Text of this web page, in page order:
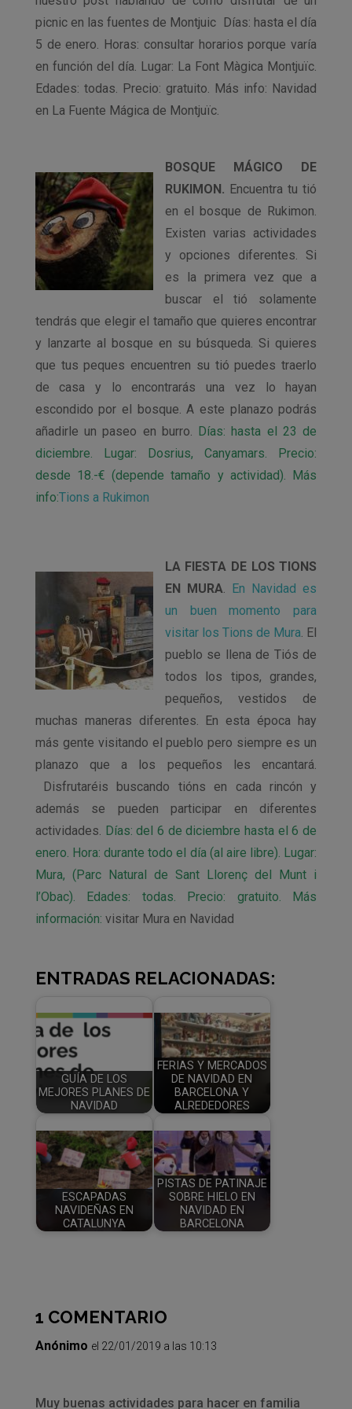
picnic en las fuentes de Montjuic Días: hasta el día
5 de enero. Horas: consultar horarios porque varía
en función del día. Lugar: La Font Màgica Montjuïc.
Edades: todas. Precio: gratuito. Más info: Navidad
en La Fuente Mágica de Montjuïc.
BOSQUE MÁGICO DE
RUKIMON. Encuentra tu tió
en el bosque de Rukimon.
Existen varias actividades
y opciones diferentes. Si
es la primera vez que a
buscar el tió solamente
tendrás que elegir el tamaño que quieres encontrar
y lanzarte al bosque en su búsqueda. Si quieres
que tus peques encuentren su tió puedes traerlo
de casa y lo encontrarás una vez lo hayan
escondido por el bosque. A este planazo podrás
añadirle un paseo en burro. Días: hasta el 23 de
diciembre. Lugar: Dosrius, Canyamars. Precio:
desde 18.-€ (depende tamaño y actividad). Más
info:Tions a Rukimon
LA FIESTA DE LOS TIONS
EN MURA.
En Navidad es
un buen momento para
visitar los Tions de Mura. El
pueblo se llena de Tiós de
todos los tipos, grandes,
pequeños, vestidos de
muchas maneras diferentes. En esta época hay
más gente visitando el pueblo pero siempre es un
planazo que a los pequeños les encantará.
Disfrutaréis buscando tións en cada rincón y
además se pueden participar en diferentes
actividades. Días: del 6 de diciembre hasta el 6 de
enero. Hora: durante todo el día (al aire libre). Lugar:
Mura, (Parc Natural de Sant Llorenç del Munt i
l’Obac). Edades: todas. Precio: gratuito. Más
información: visitar Mura en Navidad
ENTRADAS RELACIONADAS:
GUÍA DE LOS
MEJORES PLANES DE
NAVIDAD
FERIAS Y MERCADOS
DE NAVIDAD EN
BARCELONA Y
ALREDEDORES
ESCAPADAS
NAVIDEÑAS EN
CATALUNYA
PISTAS DE PATINAJE
SOBRE HIELO EN
NAVIDAD EN
BARCELONA
1 COMENTARIO
Anónimo el 22/01/2019 a las 10:13
Muy buenas actividades para hacer en familia